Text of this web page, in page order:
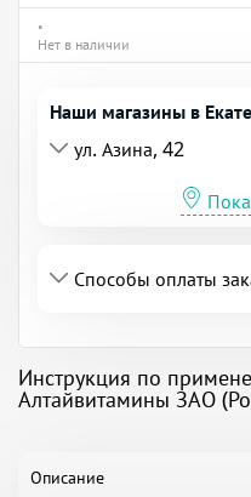
•
Нет в наличии
Наши магазины в
ул. Азина, 42
Способы оплаты
Инструкция по
Алтайвитамины ЗАО
Описание